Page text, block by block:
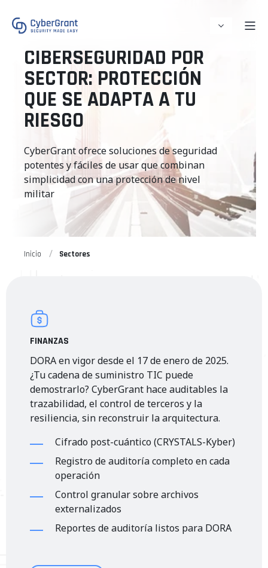
CIBERSEGURIDAD POR
SECTOR: PROTECCIÓN
QUE SE ADAPTA A TU
RIESGO
CyberGrant ofrece soluciones de seguridad
potentes y fáciles de usar que combinan
simplicidad con una protección de nivel
militar
Inicio Sectores
FINANZAS
DORA en vigor desde el 17 de enero de 2025.
¿Tu cadena de suministro TIC puede
demostrarlo? CyberGrant hace auditables la
trazabilidad, el control de terceros y la
resiliencia, sin reconstruir la arquitectura.
Cifrado post-cuántico (CRYSTALS-Kyber)
Registro de auditoría completo en cada
operación
Control granular sobre archivos
externalizados
Reportes de auditoría listos para DORA